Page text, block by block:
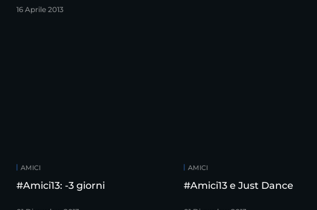
16 Aprile 2013
AMICI
#Amici13: -3 giorni
AMICI
#Amici13 e Just Dance